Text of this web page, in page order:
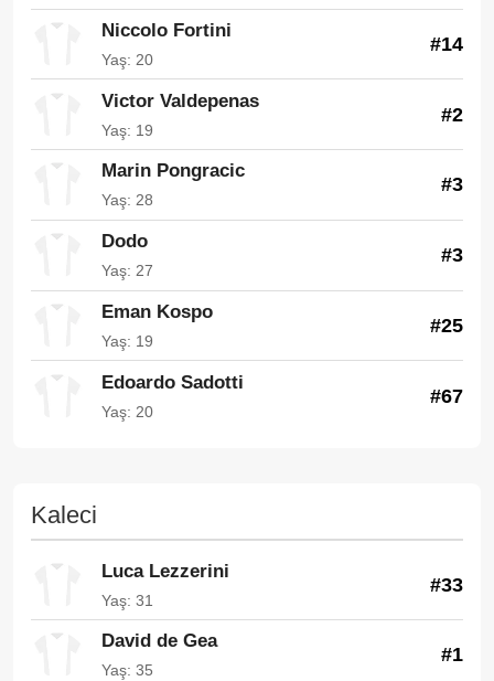
Niccolo Fortini
Yaş: 20
#14
Victor Valdepenas
Yaş: 19
#2
Marin Pongracic
Yaş: 28
#3
Dodo
Yaş: 27
#3
Eman Kospo
Yaş: 19
#25
Edoardo Sadotti
Yaş: 20
#67
Kaleci
Luca Lezzerini
Yaş: 31
#33
David de Gea
Yaş: 35
#1